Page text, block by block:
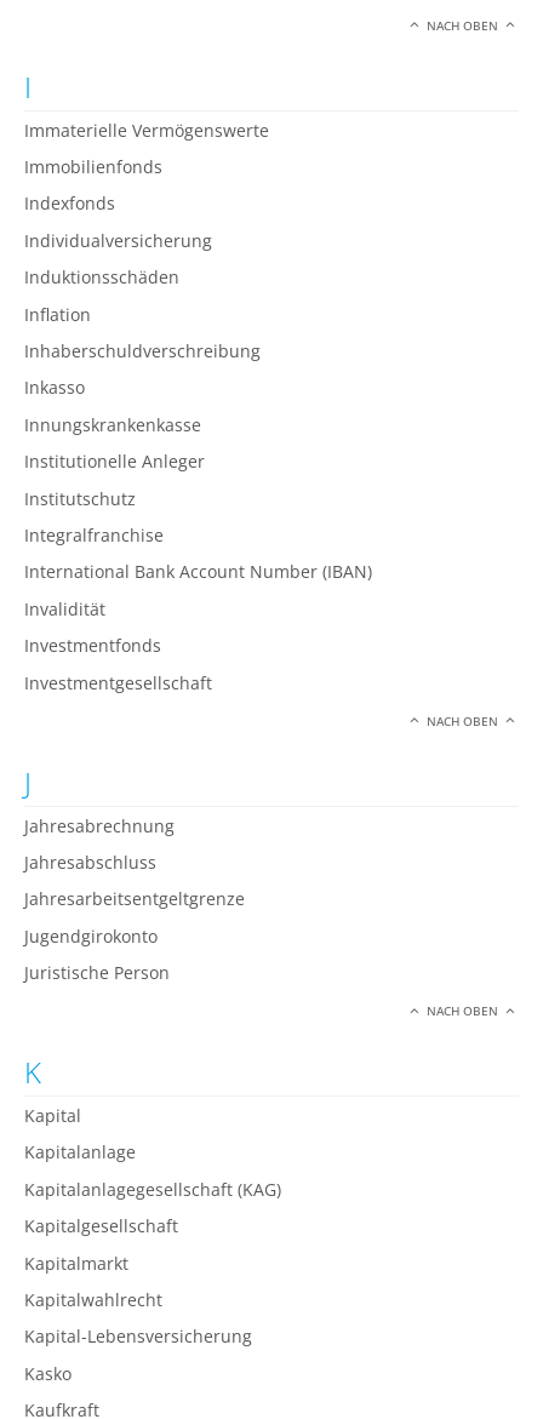
NACH OBEN
I
Immaterielle Vermögenswerte
Immobilienfonds
Indexfonds
Individualversicherung
Induktionsschäden
Inflation
Inhaberschuldverschreibung
Inkasso
Innungskrankenkasse
Institutionelle Anleger
Institutschutz
Integralfranchise
International Bank Account Number (IBAN)
Invalidität
Investmentfonds
Investmentgesellschaft
NACH OBEN
J
Jahresabrechnung
Jahresabschluss
Jahresarbeitsentgeltgrenze
Jugendgirokonto
Juristische Person
NACH OBEN
K
Kapital
Kapitalanlage
Kapitalanlagegesellschaft (KAG)
Kapitalgesellschaft
Kapitalmarkt
Kapitalwahlrecht
Kapital-Lebensversicherung
Kasko
Kaufkraft